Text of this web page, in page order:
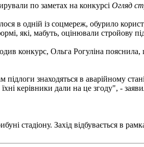
по заметах на конкурсі Огляд
в одній із соцмереж, обурило
які, мабуть, оцінювали стройову
конкурс, Ольга Рогуліна
знаходяться в аварійному
керівники дали на це згоду", -
стадіону. Захід відбувається в